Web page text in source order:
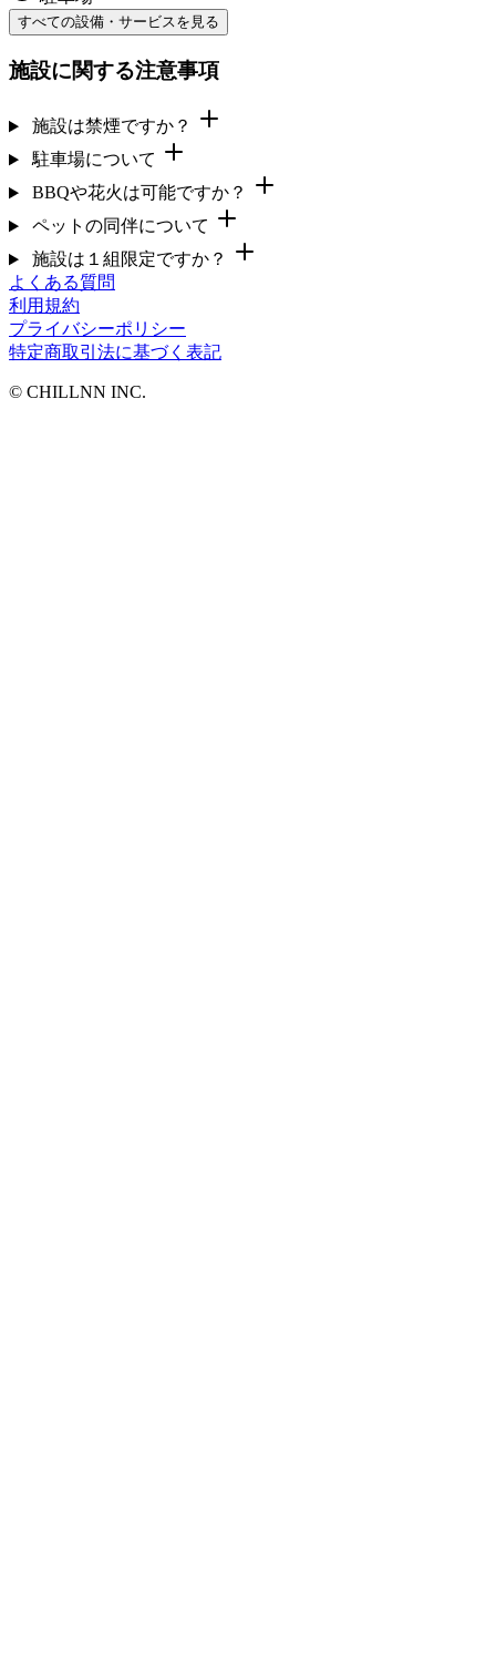
すべての設備・サービスを見る
施設に関する注意事項
施設は禁煙ですか？
駐車場について
BBQや花火は可能ですか？
ペットの同伴について
施設は１組限定ですか？
よくある質問
利用規約
プライバシーポリシー
特定商取引法に基づく表記
©︎ CHILLNN INC.